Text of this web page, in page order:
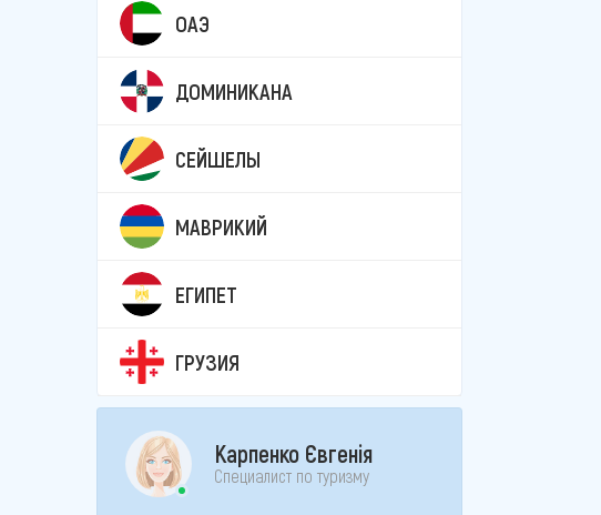
ОАЭ
ДОМИНИКАНА
СЕЙШЕЛЫ
МАВРИКИЙ
ЕГИПЕТ
ГРУЗИЯ
Карпенко Євгенія
Специалист по туризму